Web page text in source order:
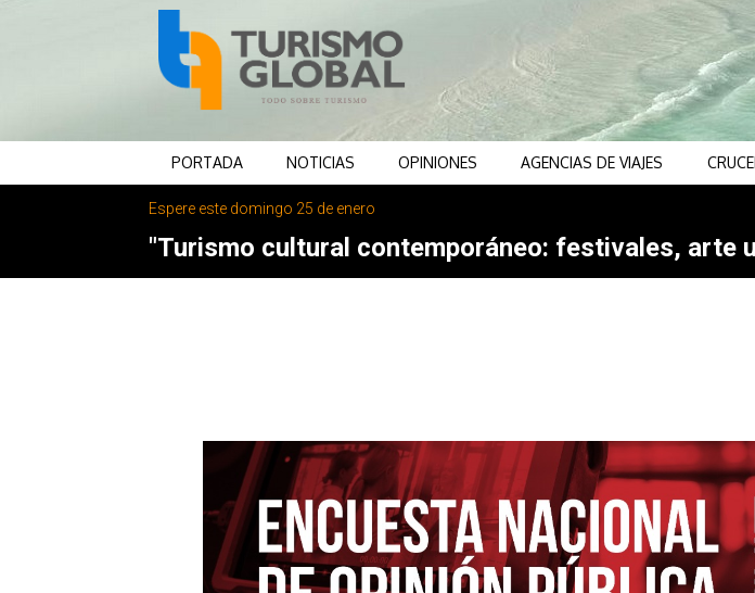
PORTADA NOTICIAS OPINIONES AGENCIAS DE VIAJES
Espere este domingo 25 de enero
"Turismo cultural contemporáneo: festivales, arte